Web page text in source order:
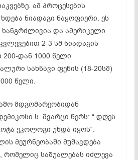
ამ პროცესების
ნიადაგი ნაყოფიერი. ეს
ხანგრძლივია და ამერიკელი
2-3 სმ ნიადაგის
200-დან 1000 წელი
სახნავი ფენის (18-20სმ)
წელი.
მდგომარეობიდან
ს. შვარცი წერს: “ დღეს
ეკოლოგი უნდა იყოს“.
მეურნეობაში მუშავდება
რომელიც საშუალებას იძლევა